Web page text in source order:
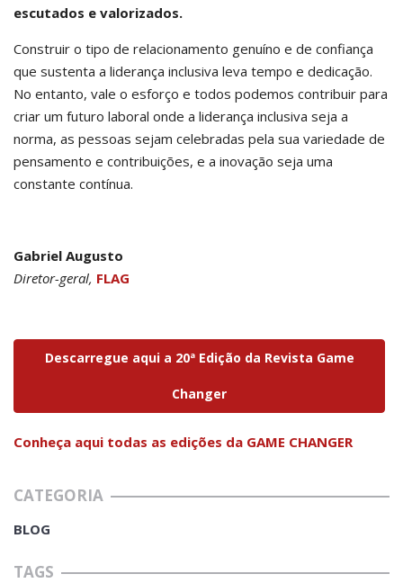
escutados e valorizados.
Construir o tipo de relacionamento genuíno e de confiança
que sustenta a liderança inclusiva leva tempo e dedicação.
No entanto, vale o esforço e todos podemos contribuir para
criar um futuro laboral onde a liderança inclusiva seja a
norma, as pessoas sejam celebradas pela sua variedade de
pensamento e contribuições, e a inovação seja uma
constante contínua.
Gabriel Augusto
Diretor-geral, FLAG
Descarregue aqui a 20ª Edição da Revista Game
Changer
Conheça aqui todas as edições da GAME CHANGER
CATEGORIA
BLOG
TAGS